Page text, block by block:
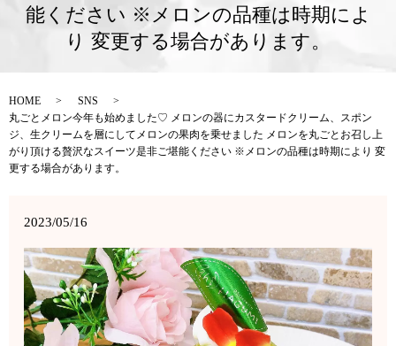
能ください ※メロンの品種は時期によ
り 変更する場合があります。
HOME
SNS
丸ごとメロン今年も始めました♡ メロンの器にカスタードクリーム、スポン
ジ、生クリームを層にしてメロンの果肉を乗せました メロンを丸ごとお召し上
がり頂ける贅沢なスイーツ是非ご堪能ください ※メロンの品種は時期により 変
更する場合があります。
2023/05/16